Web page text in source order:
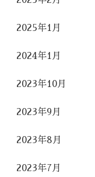
2025年1月
2024年1月
2023年10月
2023年9月
2023年8月
2023年7月